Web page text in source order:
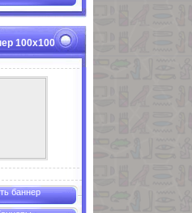
100х100
баннер